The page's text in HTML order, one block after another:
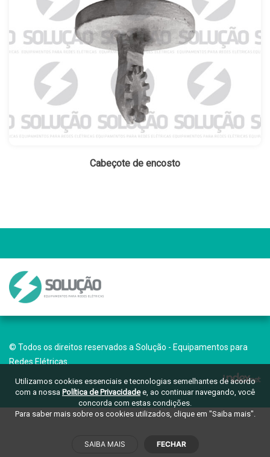
Cabeçote de encosto
© Todos os direitos reservados a Solução - Equipamentos para
Redes Elétricas.
Utilizamos cookies essenciais e tecnologias semelhantes de acordo
com a nossa Política de Privacidadee, ao continuar navegando, você
concorda com estas condições.
Para saber mais sobre os cookies utilizados, clique em "Saiba mais".
SAIBA MAIS FECHAR